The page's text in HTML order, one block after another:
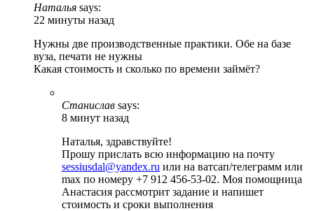
Наталья says:
22 минуты назад
Нужны две производственные практики. Обе на базе
вуза, печати не нужны
Какая стоимость и сколько по времени займёт?
Станислав says:
8 минут назад
Наталья, здравствуйте!
Прошу прислать всю информацию на почту
sessiusdal@yandex.ru или на ватсап/телеграмм или
max по номеру +7 912 456-53-02. Моя помощница
Анастасия рассмотрит задание и напишет
стоимость и сроки выполнения